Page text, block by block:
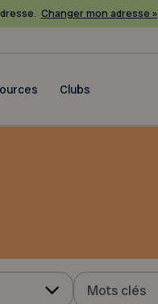
Changer mon adresse »
Clubs